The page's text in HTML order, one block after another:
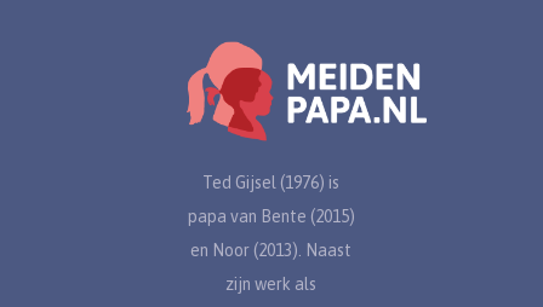
Ted Gijsel (1976) is
papa van Bente (2015)
en Noor (2013). Naast
zijn werk als